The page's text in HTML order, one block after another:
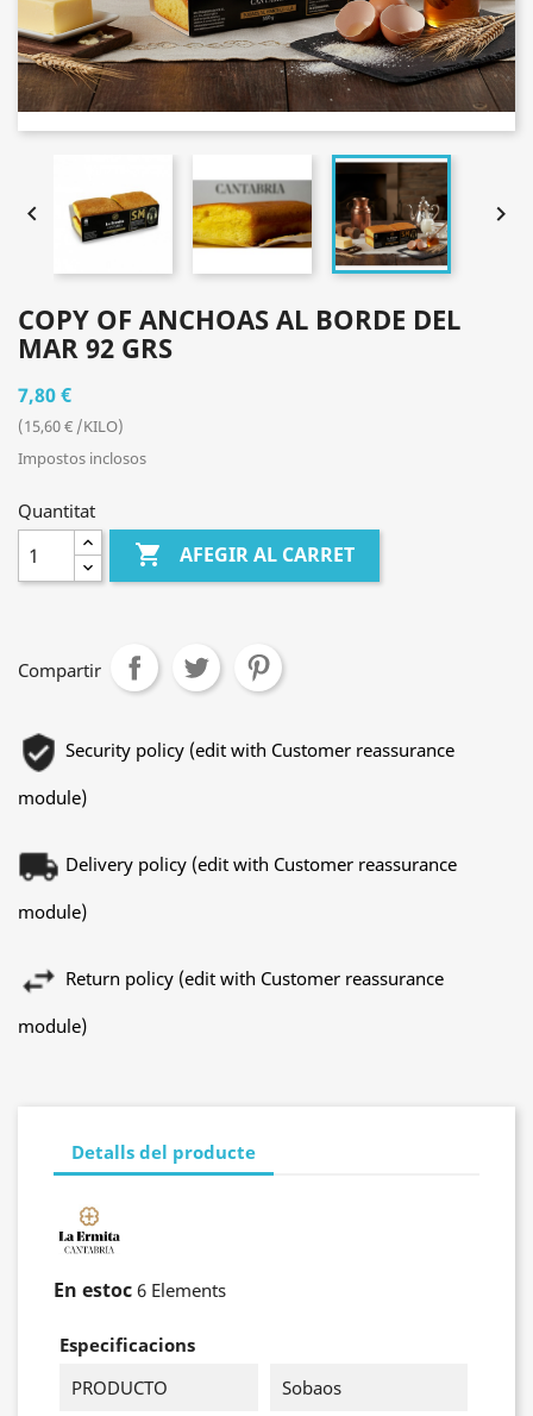
 
COPY OF ANCHOAS AL BORDE DEL
MAR 92 GRS
7,80 €
(15,60 € /KILO)
Impostos inclosos
Quantitat
 AFEGIR AL CARRET
Compartir
Security policy (edit with Customer reassurance
module)
Delivery policy (edit with Customer reassurance
module)
Return policy (edit with Customer reassurance
module)
Detalls del producte
En estoc 6 Elements
Especificacions
PRODUCTO
Sobaos